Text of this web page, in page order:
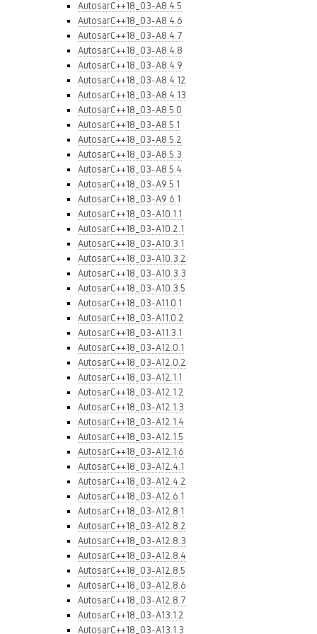
AutosarC++18_03-A8.4.5
AutosarC++18_03-A8.4.6
AutosarC++18_03-A8.4.7
AutosarC++18_03-A8.4.8
AutosarC++18_03-A8.4.9
AutosarC++18_03-A8.4.12
AutosarC++18_03-A8.4.13
AutosarC++18_03-A8.5.0
AutosarC++18_03-A8.5.1
AutosarC++18_03-A8.5.2
AutosarC++18_03-A8.5.3
AutosarC++18_03-A8.5.4
AutosarC++18_03-A9.5.1
AutosarC++18_03-A9.6.1
AutosarC++18_03-A10.1.1
AutosarC++18_03-A10.2.1
AutosarC++18_03-A10.3.1
AutosarC++18_03-A10.3.2
AutosarC++18_03-A10.3.3
AutosarC++18_03-A10.3.5
AutosarC++18_03-A11.0.1
AutosarC++18_03-A11.0.2
AutosarC++18_03-A11.3.1
AutosarC++18_03-A12.0.1
AutosarC++18_03-A12.0.2
AutosarC++18_03-A12.1.1
AutosarC++18_03-A12.1.2
AutosarC++18_03-A12.1.3
AutosarC++18_03-A12.1.4
AutosarC++18_03-A12.1.5
AutosarC++18_03-A12.1.6
AutosarC++18_03-A12.4.1
AutosarC++18_03-A12.4.2
AutosarC++18_03-A12.6.1
AutosarC++18_03-A12.8.1
AutosarC++18_03-A12.8.2
AutosarC++18_03-A12.8.3
AutosarC++18_03-A12.8.4
AutosarC++18_03-A12.8.5
AutosarC++18_03-A12.8.6
AutosarC++18_03-A12.8.7
AutosarC++18_03-A13.1.2
AutosarC++18_03-A13.1.3